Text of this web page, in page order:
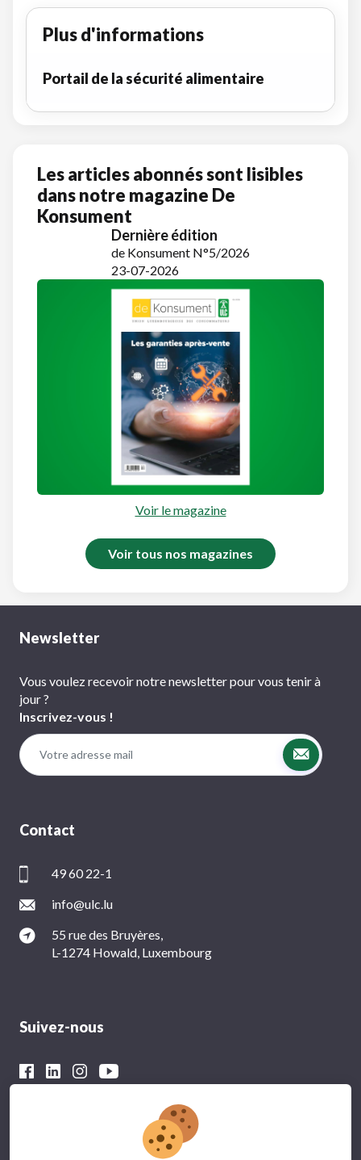
Plus d'informations
Portail de la sécurité alimentaire
Les articles abonnés sont lisibles
dans notre magazine De
Konsument
Dernière édition
de Konsument N°5/2026
23-07-2026
Voir le magazine
Voir tous nos magazines
Newsletter
Vous voulez recevoir notre newsletter pour vous tenir à
jour ?
Inscrivez-vous !
Contact
49 60 22-1
info@ulc.lu
55 rue des Bruyères,
L-1274 Howald, Luxembourg
Suivez-nous
Avec le soutien financier du